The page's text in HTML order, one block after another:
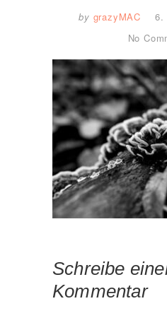
by grazyMAC
6.
No
Schreibe
Kommentar